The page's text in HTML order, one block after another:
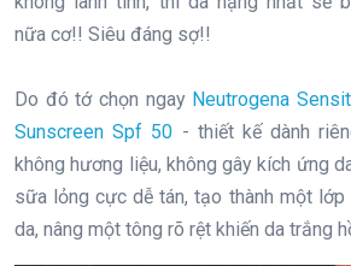
nữa cơ!! Siêu đáng sợ!!
Do đó tớ chọn ngay Neutrogena
Sunscreen Spf 50 - thiết kế dành
không hương liệu, không gây kích ứng
sữa lỏng cực dễ tán, tạo thành một lớp
da, nâng một tông rõ rệt khiến da trắng